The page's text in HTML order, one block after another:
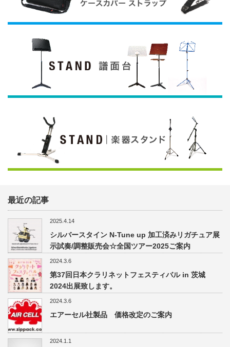
最近の記事
2025.4.14
シルバースタイン N-Tune up 加工済みリガチュア展
示試奏/調整販売会☆全国ツアー2025ご案内
2024.3.6
第37回日本クラリネットフェスティバル in 茨城
2024出展致します。
2024.3.6
エアーセル社製品 価格改定のご案内
2024.1.1